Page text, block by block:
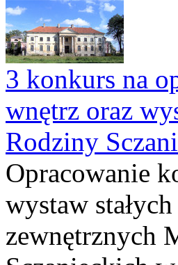
3 konkurs na
wnętrz oraz
Rodziny
Opracowanie
wystaw
zewnętrznych